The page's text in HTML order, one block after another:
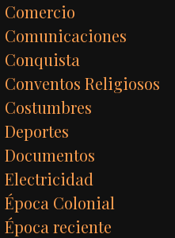
Comercio
Comunicaciones
Conquista
Conventos Religiosos
Costumbres
Deportes
Documentos
Electricidad
Época Colonial
Época reciente